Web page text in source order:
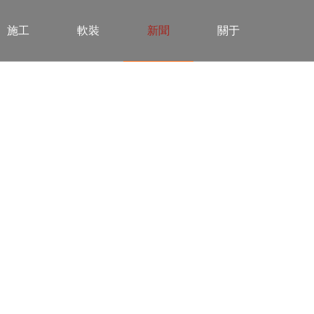
施工 軟裝 新聞 關于